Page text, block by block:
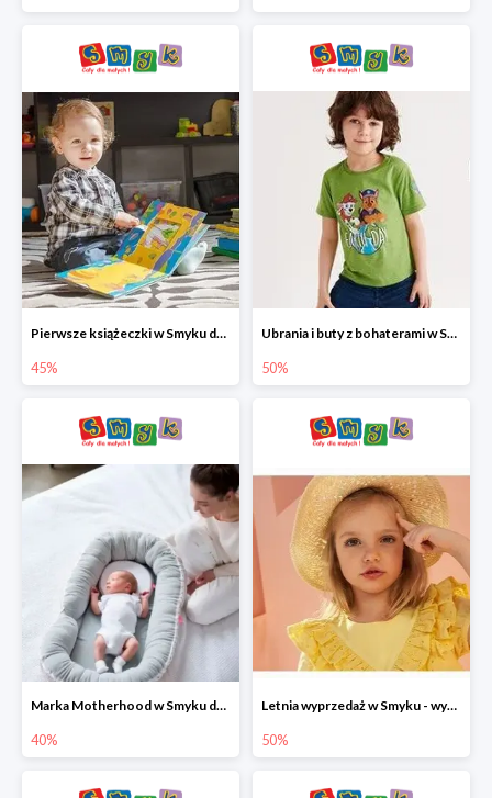
Pierwsze książeczki w Smyku do -45%
45%
Ubrania i buty z bohaterami w Smyku do -50%
50%
Marka Motherhood w Smyku do -40%
40%
Letnia wyprzedaż w Smyku - wybrane ubrania i buty do -50%
50%